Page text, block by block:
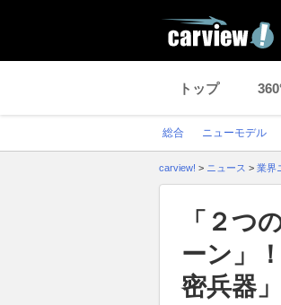
トップ
総合 ニューモデル
carview! > ニュース > 業界
「２つ
ーン」
密兵器